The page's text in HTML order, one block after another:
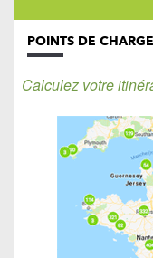
POINTS DE
Calculez votre